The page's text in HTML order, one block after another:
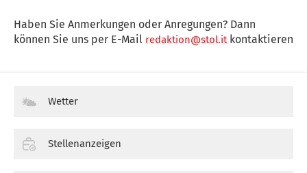
Haben Sie Anmerkungen oder Anregungen? Dann
können Sie uns per E-Mail redaktion@stol.itkontaktieren
Wetter
Stellenanzeigen